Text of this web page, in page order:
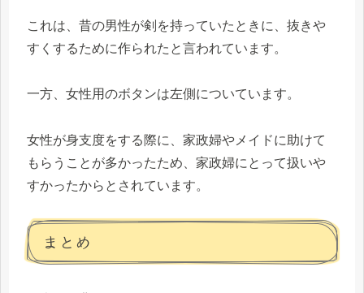
これは、昔の男性が剣を持っていたときに、抜きや
すくするために作られたと言われています。
一方、女性用のボタンは左側についています。
女性が身支度をする際に、家政婦やメイドに助けて
もらうことが多かったため、家政婦にとって扱いや
すかったからとされています。
まとめ